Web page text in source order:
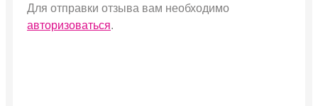
Для отправки отзыва вам необходимо
авторизоваться.